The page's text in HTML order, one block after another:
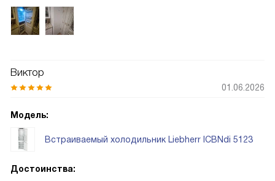
Виктор
01.06.2026
Модель:
Встраиваемый холодильник Liebherr ICBNdi 5123
Достоинства: